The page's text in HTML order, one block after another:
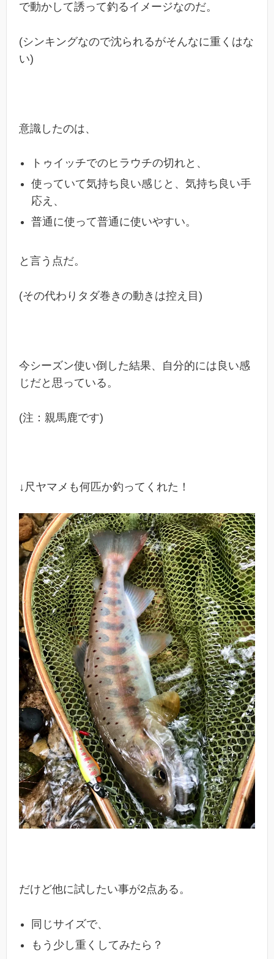
で動かして誘って釣るイメージなのだ。
(シンキングなので沈られるがそんなに重くはな
い)
意識したのは、
トゥイッチでのヒラウチの切れと、
使っていて気持ち良い感じと、気持ち良い手
応え、
普通に使って普通に使いやすい。
と言う点だ。
(その代わりタダ巻きの動きは控え目)
今シーズン使い倒した結果、自分的には良い感
じだと思っている。
(注：親馬鹿です)
↓尺ヤマメも何匹か釣ってくれた！
だけど他に試したい事が2点ある。
同じサイズで、
もう少し重くしてみたら？